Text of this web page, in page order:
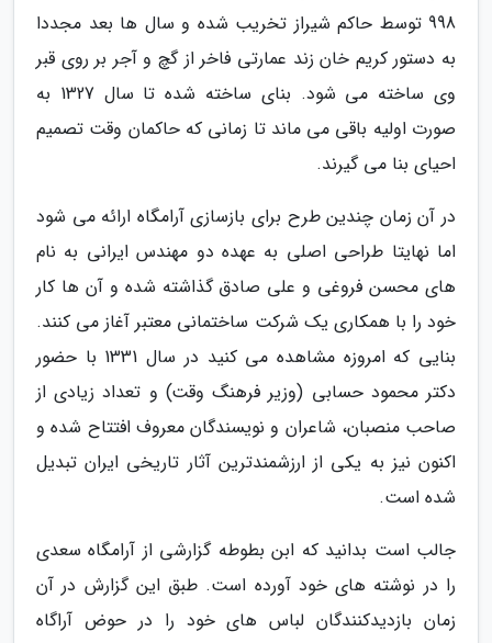
998 توسط حاکم شیراز تخریب شده و سال ها بعد مجددا
به دستور کریم خان زند عمارتی فاخر از گچ و آجر بر روی قبر
وی ساخته می شود. بنای ساخته شده تا سال 1327 به
صورت اولیه باقی می ماند تا زمانی که حاکمان وقت تصمیم
احیای بنا می گیرند.
در آن زمان چندین طرح برای بازسازی آرامگاه ارائه می شود
اما نهایتا طراحی اصلی به عهده دو مهندس ایرانی به نام
های محسن فروغی و علی صادق گذاشته شده و آن ها کار
خود را با همکاری یک شرکت ساختمانی معتبر آغاز می کنند.
بنایی که امروزه مشاهده می کنید در سال 1331 با حضور
دکتر محمود حسابی (وزیر فرهنگ وقت) و تعداد زیادی از
صاحب منصبان، شاعران و نویسندگان معروف افتتاح شده و
اکنون نیز به یکی از ارزشمندترین آثار تاریخی ایران تبدیل
شده است.
جالب است بدانید که ابن بطوطه گزارشی از آرامگاه سعدی
را در نوشته های خود آورده است. طبق این گزارش در آن
زمان بازدیدکنندگان لباس های خود را در حوض آراگاه